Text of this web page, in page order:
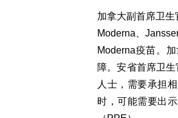
加拿大副首席卫
Moderna、
Moderna疫苗。
障。安省首席卫
人士，需要承担
时，可能需要出